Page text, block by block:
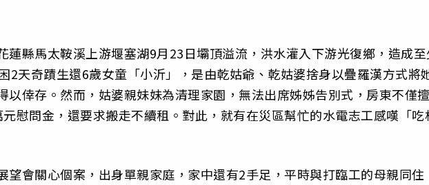
蓮縣馬太鞍溪上游堰塞湖9月23日壩頂溢流，洪水灌入下游光復鄉，造成
2天奇蹟生還6歲女童「小沂」，是由乾姑爺、乾姑婆捨身以疊羅漢方式將
以倖存。然而，姑婆親妹妹為清理家園，無法出席姊姊告別式，房東不僅
慰問金，還要求搬走不續租。對此，就有在災區幫忙的水電志工感嘆「吃
望會關心個案，出身單親家庭，家中還有2手足，平時與打臨工的母親同住